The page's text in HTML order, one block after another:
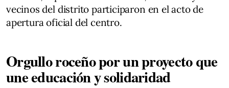
vecinos del distrito participaron en el acto de
apertura oficial del centro.
Orgullo roceño por un proyecto que
une educación y solidaridad